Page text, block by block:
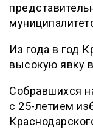
Из года в год
высокую явку
Собравшихся
с 25-летием